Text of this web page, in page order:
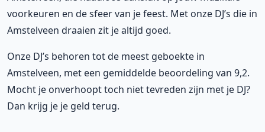
voorkeuren en de sfeer van je feest. Met onze DJ’s die in
Amstelveen draaien zit je altijd goed.
Onze DJ’s behoren tot de meest geboekte in
Amstelveen, met een gemiddelde beoordeling van 9,2.
Mocht je onverhoopt toch niet tevreden zijn met je DJ?
Dan krijg je je geld terug.